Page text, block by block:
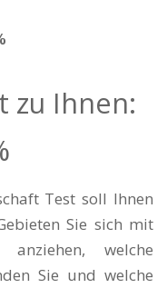
zu Ihnen:
Test soll Ihnen
Sie sich mit
welche
Sie und welche